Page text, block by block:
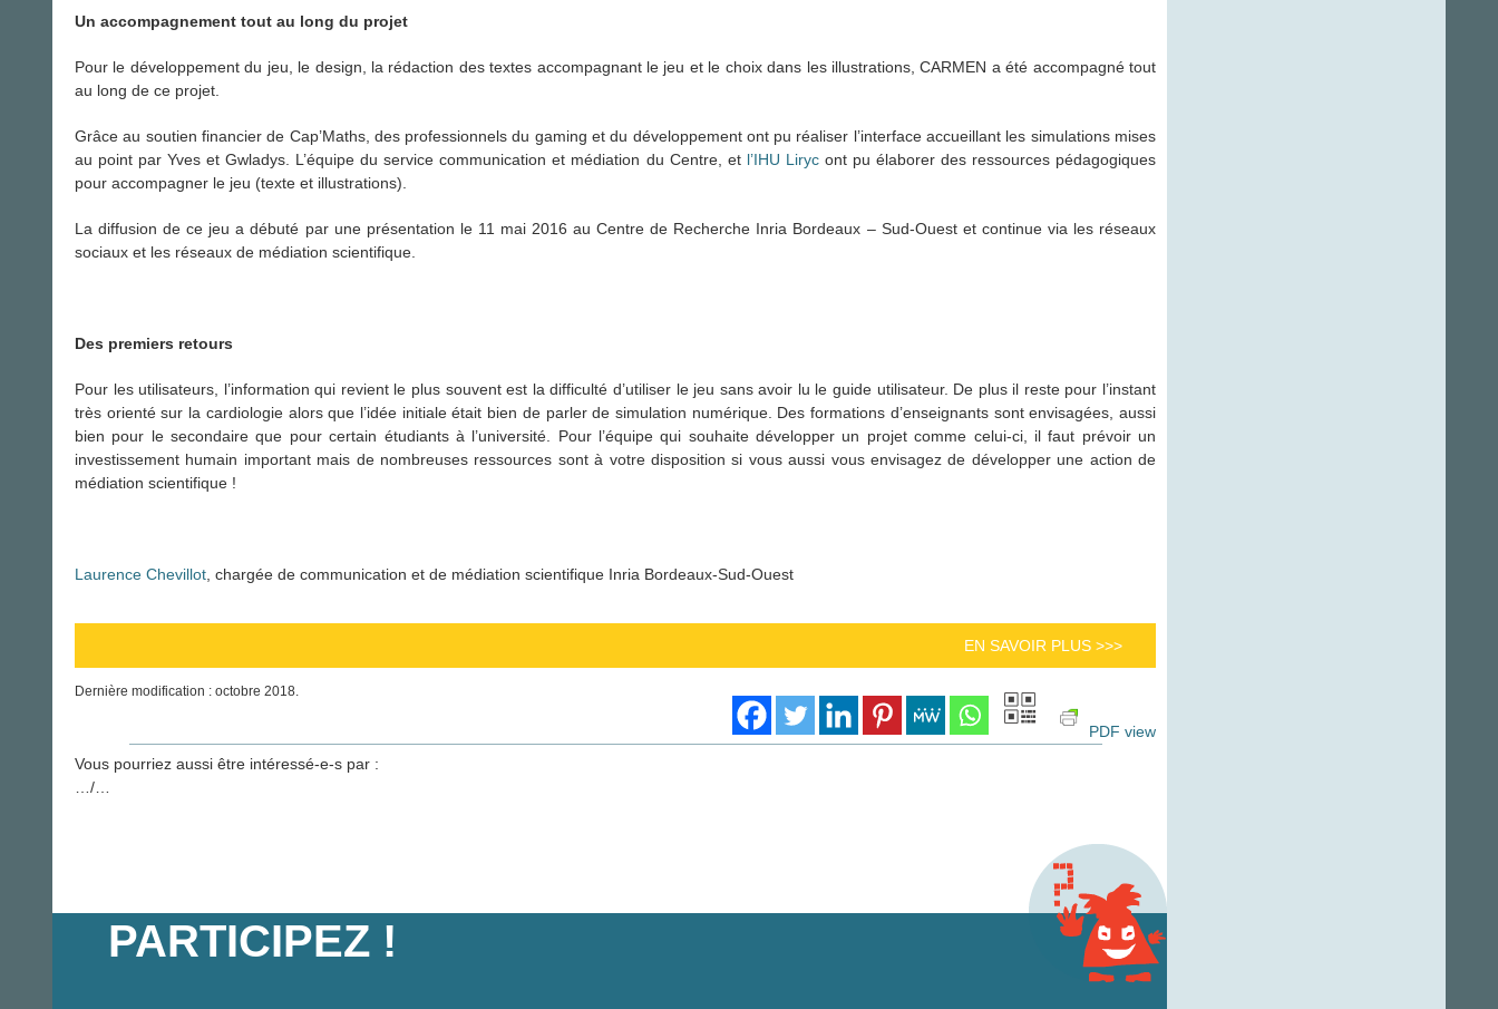
Un accompagnement tout au long du projet
Pour le développement du jeu, le design, la rédaction des textes accompagnant le jeu et le choix dans les illustrations, CARMEN a été accompagné tout
au long de ce projet.
Grâce au soutien financier de Cap’Maths, des professionnels du gaming et du développement ont pu réaliser l’interface accueillant les simulations mises
au point par Yves et Gwladys. L’équipe du service communication et médiation du Centre, et l’IHU Lirycont pu élaborer des ressources pédagogiques
pour accompagner le jeu (texte et illustrations).
La diffusion de ce jeu a débuté par une présentation le 11 mai 2016 au Centre de Recherche Inria Bordeaux – Sud-Ouest et continue via les réseaux
sociaux et les réseaux de médiation scientifique.
Des premiers retours
Pour les utilisateurs, l’information qui revient le plus souvent est la difficulté d’utiliser le jeu sans avoir lu le guide utilisateur. De plus il reste pour l’instant
très orienté sur la cardiologie alors que l’idée initiale était bien de parler de simulation numérique. Des formations d’enseignants sont envisagées, aussi
bien pour le secondaire que pour certain étudiants à l’université. Pour l’équipe qui souhaite développer un projet comme celui-ci, il faut prévoir un
investissement humain important mais de nombreuses ressources sont à votre disposition si vous aussi vous envisagez de développer une action de
médiation scientifique !
Laurence Chevillot , chargée de communication et de médiation scientifique Inria Bordeaux-Sud-Ouest
EN SAVOIR PLUS >>>
Dernière modification : octobre 2018.
PDF view
Vous pourriez aussi être intéressé-e-s par :
…/…
PARTICIPEZ !